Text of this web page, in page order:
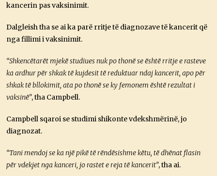
kancerin pas vaksinimit.
Dalgleish tha se ai ka parë rritje të diagnozave të kancerit që
nga fillimi i vaksinimit.
“Shkencëtarët mjekë studiues nuk po thonë se është rritje e rasteve
ka ardhur për shkak të kujdesit të reduktuar ndaj kancerit, apo për
shkak të bllokimit, ata po thonë se ky femonem është rezultat i
vaksinë”, tha Campbell.
Campbell sqaroi se studimi shikonte vdekshmërinë, jo
diagnozat.
“Tani mendoj se ka një pikë të rëndësishme këtu, të dhënat flasin
për vdekjet nga kanceri, jo rastet e reja të kancerit”, tha ai.